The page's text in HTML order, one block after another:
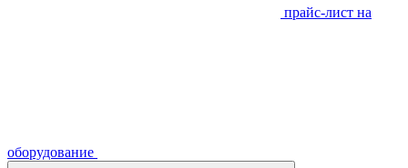
прайс-лист на
оборудование